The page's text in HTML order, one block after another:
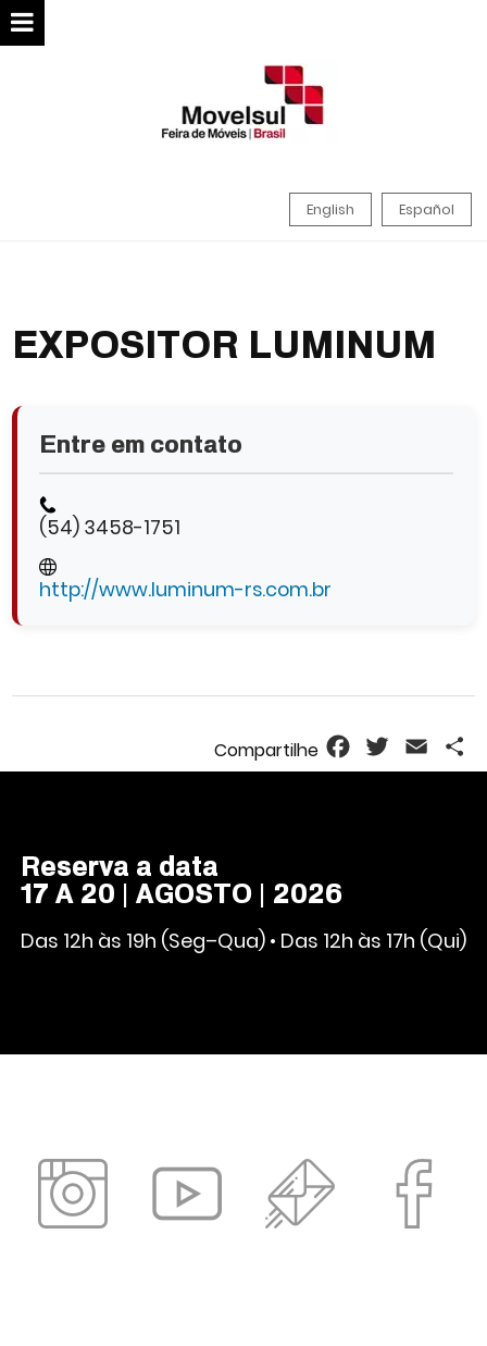
English Español
EXPOSITOR LUMINUM
Entre em contato
(54) 3458-1751
http://www.luminum-rs.com.br
FacebookTwitterEmail
Reserva a data
17 A 20 | AGOSTO | 2026
Das 12h às 19h (Seg–Qua) • Das 12h às 17h (Qui)